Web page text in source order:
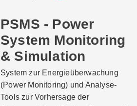
PSMS - Power
System Monitoring
& Simulation
System zur Energieüberwachung
(Power Monitoring) und Analyse-
Tools zur Vorhersage der